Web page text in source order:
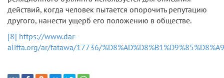
действий, когда человек пытается опорочить репутацию
другого, нанести ущерб его положению в обществе.
[8] https://www.dar-
alifta.org/ar/fatawa/17736/